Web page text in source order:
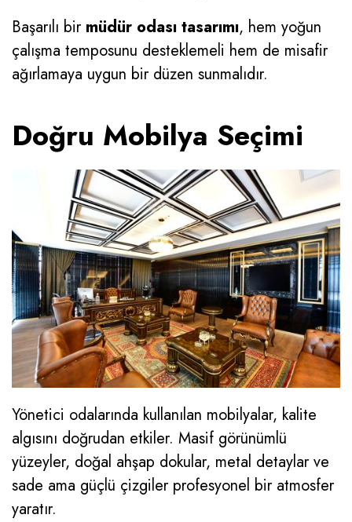
Başarılı bir müdür odası tasarımı, hem yoğun
çalışma temposunu desteklemeli hem de misafir
ağırlamaya uygun bir düzen sunmalıdır.
Doğru Mobilya Seçimi
Yönetici odalarında kullanılan mobilyalar, kalite
algısını doğrudan etkiler. Masif görünümlü
yüzeyler, doğal ahşap dokular, metal detaylar ve
sade ama güçlü çizgiler profesyonel bir atmosfer
yaratır.